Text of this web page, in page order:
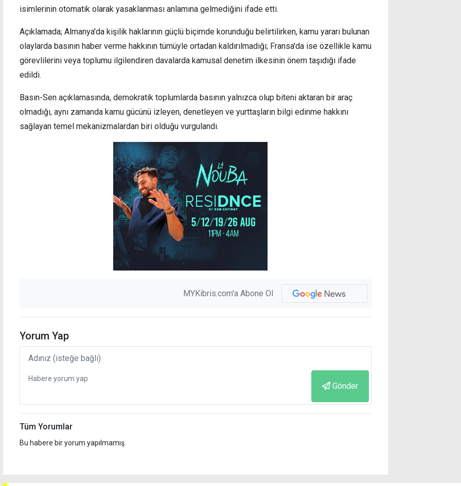
isimlerinin otomatik olarak yasaklanması anlamına gelmediğini ifade etti.
Açıklamada; Almanya'da kişilik haklarının güçlü biçimde korunduğu belirtilirken, kamu yararı bulunan
olaylarda basının haber verme hakkının tümüyle ortadan kaldırılmadığı; Fransa'da ise özellikle kamu
görevlilerini veya toplumu ilgilendiren davalarda kamusal denetim ilkesinin önem taşıdığı ifade
edildi.
Basın-Sen açıklamasında, demokratik toplumlarda basının yalnızca olup biteni aktaran bir araç
olmadığı, aynı zamanda kamu gücünü izleyen, denetleyen ve yurttaşların bilgi edinme hakkını
sağlayan temel mekanizmalardan biri olduğu vurgulandı.
MYKibris.com'a Abone Ol
Yorum Yap
Gönder
Tüm Yorumlar
Bu habere bir yorum yapılmamış.